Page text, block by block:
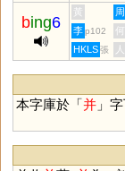
bing6
黃 周
李 p102
何
HKLS 張
本字庫於「并」